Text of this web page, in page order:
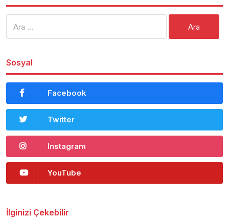
Sosyal
Facebook
Twitter
Instagram
YouTube
İlginizi Çekebilir